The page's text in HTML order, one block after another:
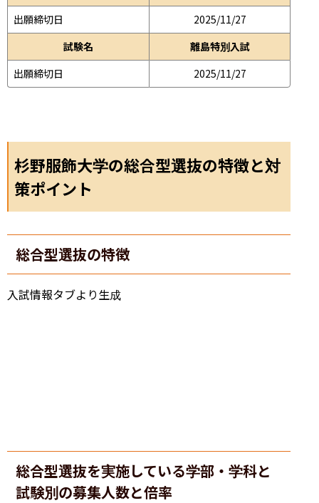
出願締切日
2025/11/27
試験名
離島特別入試
出願締切日
2025/11/27
杉野服飾大学の総合型選抜の特徴と対
策ポイント
総合型選抜の特徴
入試情報タブより生成
総合型選抜を実施している学部・学科と
試験別の募集人数と倍率